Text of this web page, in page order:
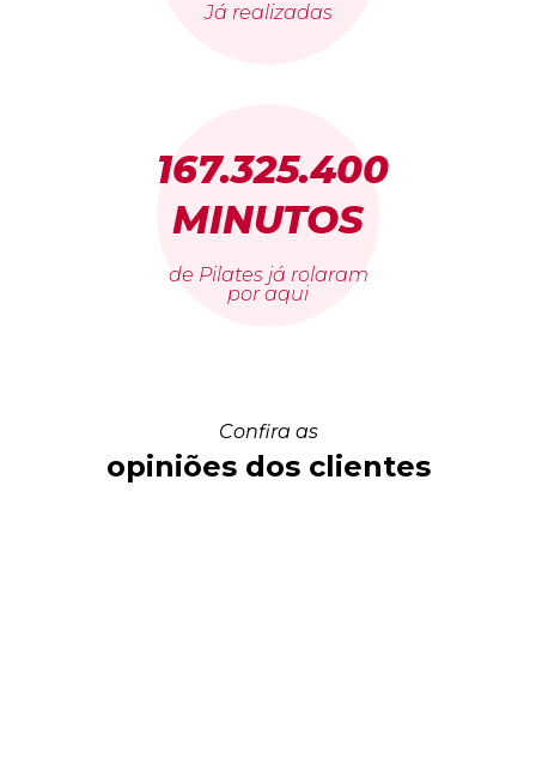
Já realizadas
167.325.400
MINUTOS
de Pilates já rolaram
por aqui
Confira as
opiniões dos clientes